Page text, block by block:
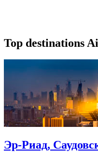
Top destinations
Эр-Риад,